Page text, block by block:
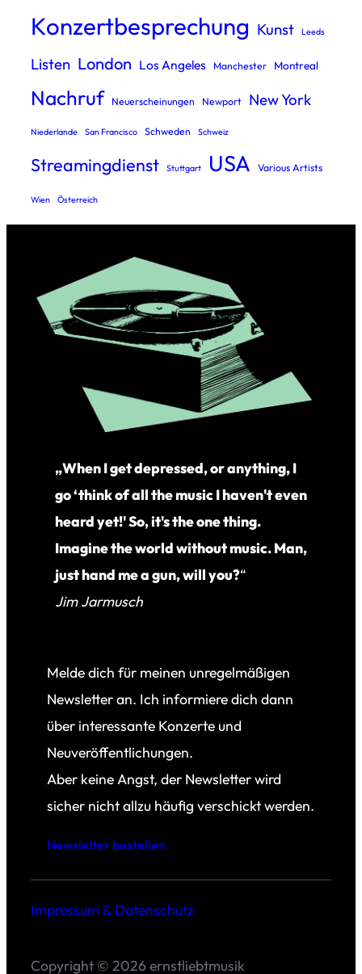
Konzertbesprechung Kunst Leeds
Listen London Los Angeles Manchester Montreal
Nachruf Neuerscheinungen Newport New York
Niederlande San Francisco Schweden Schweiz
Streamingdienst Stuttgart USA Various Artists
Wien Österreich
„When I get depressed, or anything, I
go ‘think of all the music I haven't even
heard yet!' So, it's the one thing.
Imagine the world without music. Man,
just hand me a gun, will you?“
Jim Jarmusch
Melde dich für meinen unregelmäßigen
Newsletter an. Ich informiere dich dann
über interessante Konzerte und
Neuveröffentlichungen.
Aber keine Angst, der Newsletter wird
sicher nicht allzu häufig verschickt werden.
Newsletter bestellen
Impressum & Datenschutz
Copyright © 2026 ernstliebtmusik